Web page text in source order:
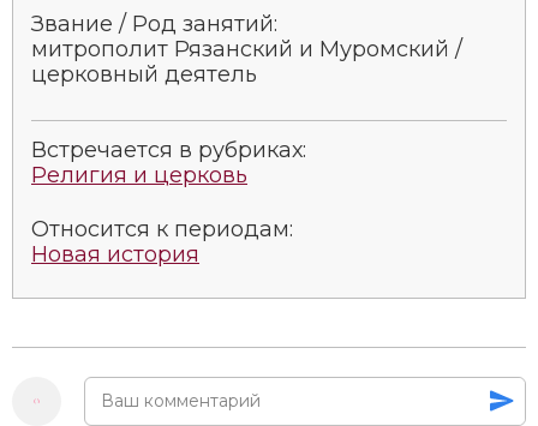
Звание / Род занятий:
митрополит Рязанский и Муромский /
церковный деятель
Встречается в рубриках:
Религия и церковь
Относится к периодам:
Новая история